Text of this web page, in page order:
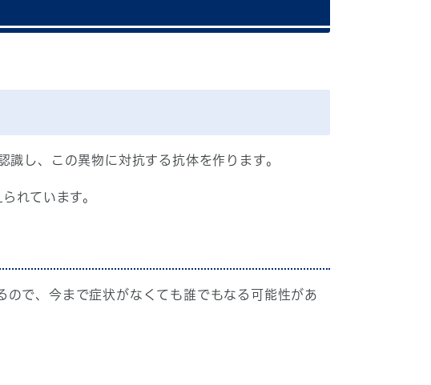
し、この異物に対抗する抗体を作ります。
れています。
で、今まで症状がなくても誰でもなる可能性があ